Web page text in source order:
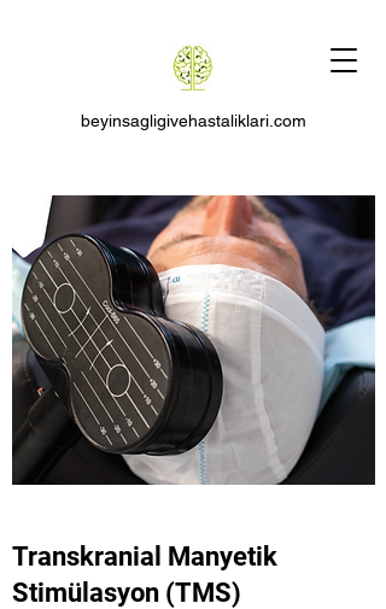
beyinsagligivehastaliklari.com
Transkranial Manyetik
Stimülasyon (TMS)